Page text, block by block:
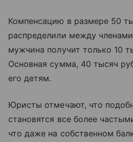
Компенсацию в размере 50
распределили между
мужчина получит только 10
Основная сумма, 40 тысяч
его детям.
Юристы отмечают, что
становятся все более
что даже на собственном